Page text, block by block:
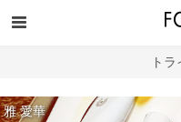
ト
雅 愛華